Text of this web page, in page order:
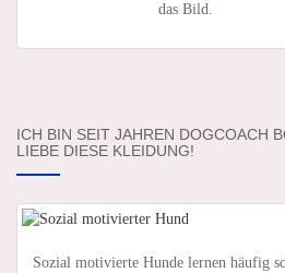
das Bild.
ICH BIN SEIT JAHREN DOGCOACH
LIEBE DIESE KLEIDUNG!
Sozial motivierte Hunde lernen häufig